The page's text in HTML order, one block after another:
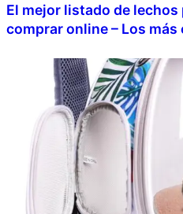
El mejor listado de
comprar online – Los